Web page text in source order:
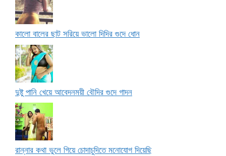
কালো বালের ছাট সরিয়ে ভালো দিদির গুদে ধোন
দুষ্টু পানি খেয়ে আবেদনময়ী বৌদির গুদে গাদন
রান্নার কথা ভুলে গিয়ে চোদাচুদিতে মনোযোগ দিয়েছি